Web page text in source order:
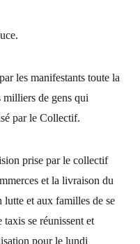
les manifestants toute la
milliers de gens qui
par le Collectif.
prise par le collectif
et la livraison du
lutte et aux familles de se
se réunissent et
pour le lundi